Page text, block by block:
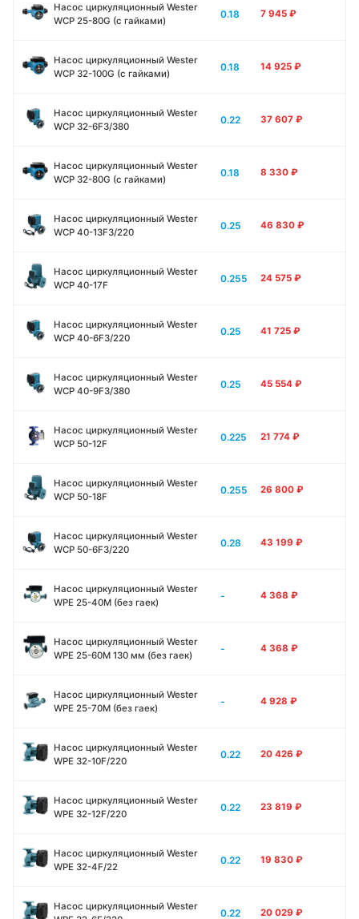
Насос циркуляционный Wester
WCP 25-80G (с гайками)
0.18 7 945 ₽
Насос циркуляционный Wester
WCP 32-100G (с гайками)
0.18 14 925 ₽
Насос циркуляционный Wester
WCP 32-6F3/380
0.22 37 607 ₽
Насос циркуляционный Wester
WCP 32-80G (с гайками)
0.18 8 330 ₽
Насос циркуляционный Wester
WCP 40-13F3/220
0.25 46 830 ₽
Насос циркуляционный Wester
WCP 40-17F
0.255 24 575 ₽
Насос циркуляционный Wester
WCP 40-6F3/220
0.25 41 725 ₽
Насос циркуляционный Wester
WCP 40-9F3/380
0.25 45 554 ₽
Насос циркуляционный Wester
WCP 50-12F
0.225 21 774 ₽
Насос циркуляционный Wester
WCP 50-18F
0.255 26 800 ₽
Насос циркуляционный Wester
WCP 50-6F3/220
0.28 43 199 ₽
Насос циркуляционный Wester
WPE 25-40M (без гаек)
- 4 368 ₽
Насос циркуляционный Wester
WPE 25-60M 130 мм (без гаек)
- 4 368 ₽
Насос циркуляционный Wester
WPE 25-70M (без гаек)
- 4 928 ₽
Насос циркуляционный Wester
WPE 32-10F/220
0.22 20 426 ₽
Насос циркуляционный Wester
WPE 32-12F/220
0.22 23 819 ₽
Насос циркуляционный Wester
WPE 32-4F/22
0.22 19 830 ₽
Насос циркуляционный Wester
0.22 20 029 ₽